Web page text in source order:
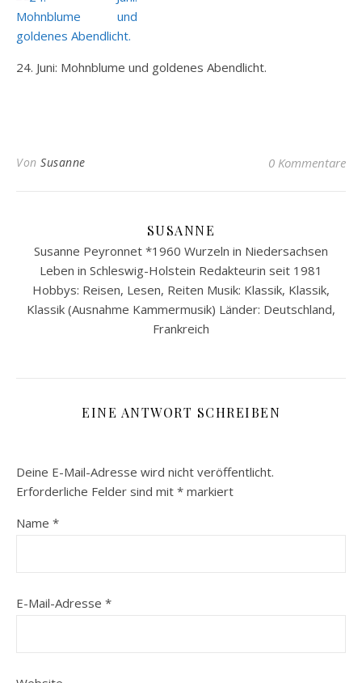
24. Juni: Mohnblume und goldenes Abendlicht.
Von Susanne 0 Kommentare
SUSANNE
Susanne Peyronnet *1960 Wurzeln in Niedersachsen
Leben in Schleswig-Holstein Redakteurin seit 1981
Hobbys: Reisen, Lesen, Reiten Musik: Klassik, Klassik,
Klassik (Ausnahme Kammermusik) Länder: Deutschland,
Frankreich
EINE ANTWORT SCHREIBEN
Deine E-Mail-Adresse wird nicht veröffentlicht.
Erforderliche Felder sind mit * markiert
Name *
E-Mail-Adresse *